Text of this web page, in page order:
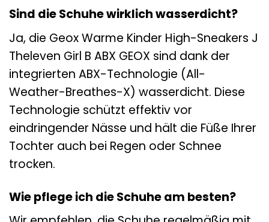
Sind die Schuhe wirklich wasserdicht?
Ja, die Geox Warme Kinder High-Sneakers J
Theleven Girl B ABX GEOX sind dank der
integrierten ABX-Technologie (All-
Weather-Breathes-X) wasserdicht. Diese
Technologie schützt effektiv vor
eindringender Nässe und hält die Füße Ihrer
Tochter auch bei Regen oder Schnee
trocken.
Wie pflege ich die Schuhe am besten?